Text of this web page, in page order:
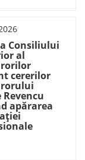
Consiliului
al
cererilor
Revencu
apărarea